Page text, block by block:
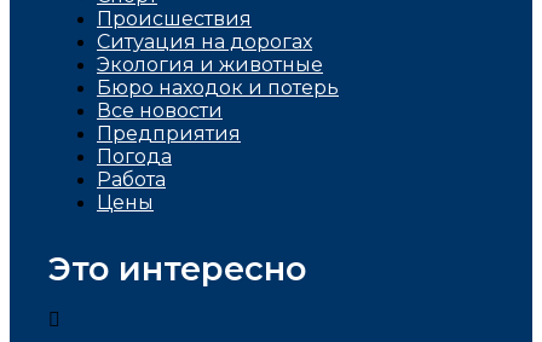
Проиcшествия
Ситуация на дорогах
Экология и животные
Бюро находок и потерь
Все новости
Предприятия
Погода
Работа
Цены
Это интересно